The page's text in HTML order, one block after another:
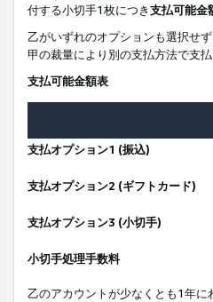
付する小切手1枚につき支払可能金
乙がいずれのオプションも選択せ
甲の裁量により別の支払方法で支
支払可能金額表
支払オプション1 (振込)
支払オプション2 (ギフトカード)
支払オプション3 (小切手)
小切手処理手数料
乙のアカウントが少なくとも1年